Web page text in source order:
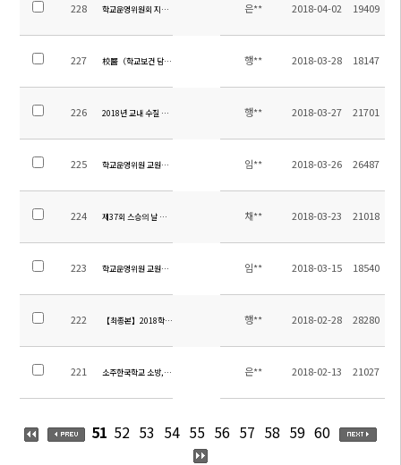
228 학교운영위원회 지역위원 당선공고 은** 2018-04-02 19409
227 校醫（학교보건 담당직) 채용 공고 행** 2018-03-28 18147
226 2018년 교내 수질 검사 보고서 행** 2018-03-27 21701
225 학교운영위원 교원위원 당선 공고 임** 2018-03-26 26487
224 제37회 스승의 날 유공 포상 계획 채** 2018-03-23 21018
223 학교운영위원 교원위원 선출공고 및 홍보 임** 2018-03-15 18540
222 【최종본】2018학년도 1학기 스쿨버스차량탑승자 명단
행** 2018-02-28 28280
221 소주한국학교 소방,보안,조경 관리 용역 입찰공고
은** 2018-02-13 21027
51 52 53 54 55 56 57 58 59 60